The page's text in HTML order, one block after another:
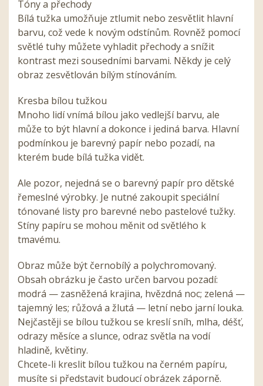
Tóny a přechody
Bílá tužka umožňuje ztlumit nebo zesvětlit hlavní
barvu, což vede k novým odstínům. Rovněž pomocí
světlé tuhy můžete vyhladit přechody a snížit
kontrast mezi sousedními barvami. Někdy je celý
obraz zesvětlován bílým stínováním.
Kresba bílou tužkou
Mnoho lidí vnímá bílou jako vedlejší barvu, ale
může to být hlavní a dokonce i jediná barva. Hlavní
podmínkou je barevný papír nebo pozadí, na
kterém bude bílá tužka vidět.
Ale pozor, nejedná se o barevný papír pro dětské
řemeslné výrobky. Je nutné zakoupit speciální
tónované listy pro barevné nebo pastelové tužky.
Stíny papíru se mohou měnit od světlého k
tmavému.
Obraz může být černobílý a polychromovaný.
Obsah obrázku je často určen barvou pozadí:
modrá — zasněžená krajina, hvězdná noc; zelená —
tajemný les; růžová a žlutá — letní nebo jarní louka.
Nejčastěji se bílou tužkou se kreslí sníh, mlha, déšť,
odrazy měsíce a slunce, odraz světla na vodí
hladině, květiny.
Chcete-li kreslit bílou tužkou na černém papíru,
musíte si představit budoucí obrázek záporně.